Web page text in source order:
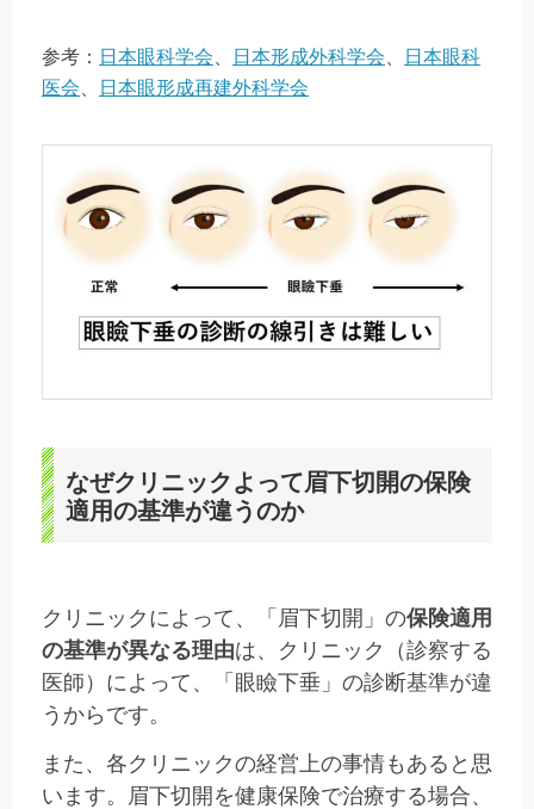
参考： 日本眼科学会 日本形成外科学会
日本眼科
医会
日本眼形成再建外科学会
なぜクリニックよって眉下切開の保険
適用の基準が違うのか
クリニックによって、「眉下切開」の保険適用
の基準が異なる理由は、クリニック（診察する
医師）によって、「眼瞼下垂」の診断基準が違
うからです。
また、各クリニックの経営上の事情もあると思
います。眉下切開を健康保険で治療する場合、